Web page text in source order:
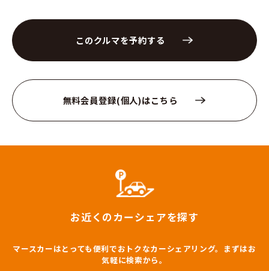
このクルマを予約する
無料会員登録(個人)はこちら
お近くのカーシェアを探す
マースカーはとっても便利でおトクなカーシェアリング。まずはお
気軽に検索から。